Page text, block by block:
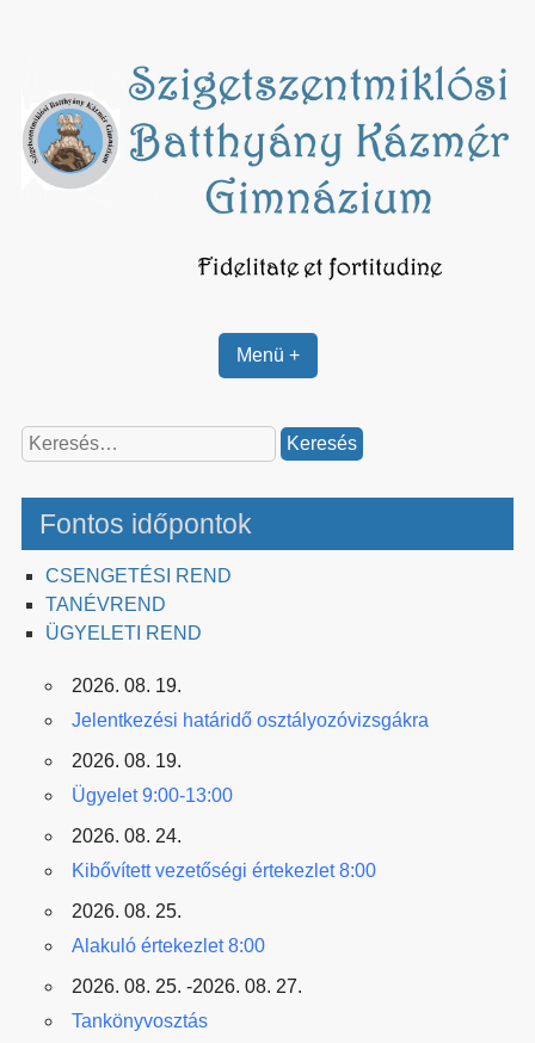
Menü +
Keresés:
Fontos időpontok
CSENGETÉSI REND
TANÉVREND
ÜGYELETI REND
2026. 08. 19.
Jelentkezési határidő osztályozóvizsgákra
2026. 08. 19.
Ügyelet 9:00-13:00
2026. 08. 24.
Kibővített vezetőségi értekezlet 8:00
2026. 08. 25.
Alakuló értekezlet 8:00
2026. 08. 25. -2026. 08. 27.
Tankönyvosztás